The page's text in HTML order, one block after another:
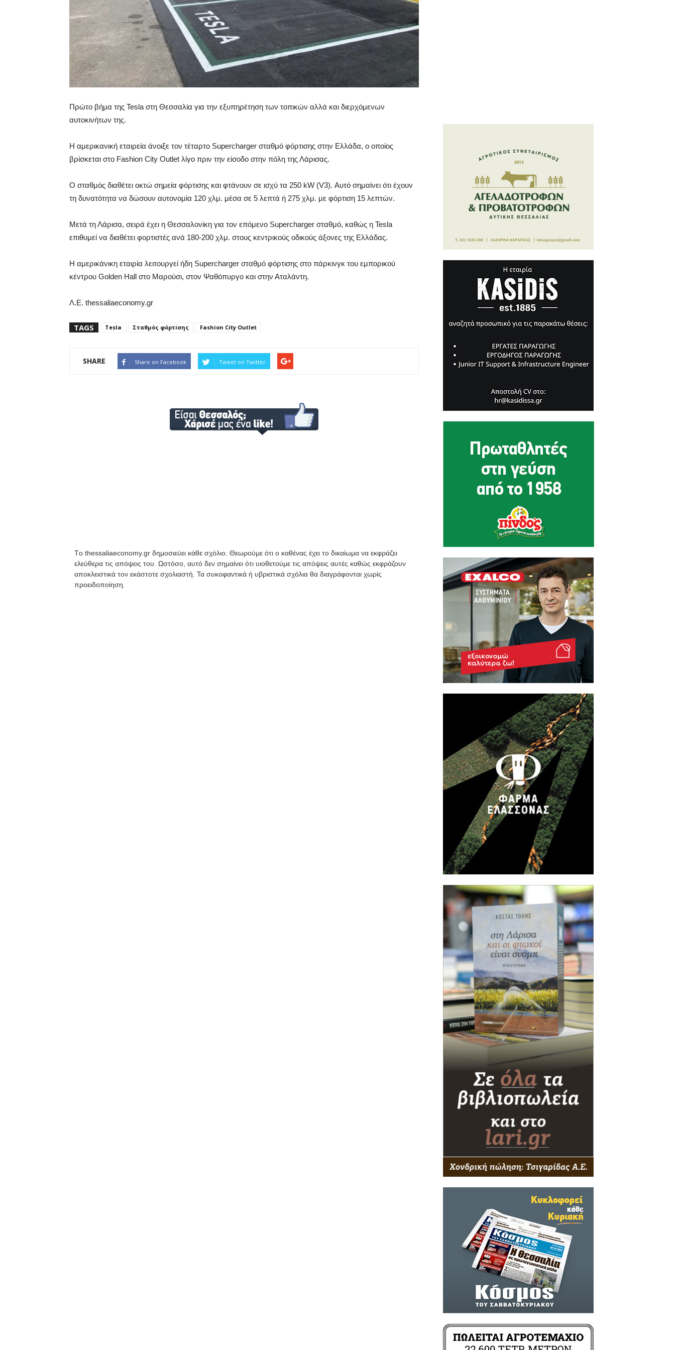
Πρώτο βήμα της Tesla στη Θεσσαλία για την εξυπηρέτηση των τοπικών αλλά και διερχόμενων
αυτοκινήτων της.
Η αμερικανική εταιρεία άνοιξε τον τέταρτο Supercharger σταθμό φόρτισης στην Ελλάδα, ο οποίος
βρίσκεται στο Fashion City Outlet λίγο πριν την είσοδο στην πόλη της Λάρισας.
Ο σταθμός διαθέτει οκτώ σημεία φόρτισης και φτάνουν σε ισχύ τα 250 kW (V3). Αυτό σημαίνει ότι έχουν
τη δυνατότητα να δώσουν αυτονομία 120 χλμ. μέσα σε 5 λεπτά ή 275 χλμ. με φόρτιση 15 λεπτών.
Μετά τη Λάρισα, σειρά έχει η Θεσσαλονίκη για τον επόμενο Supercharger σταθμό, καθώς η Tesla
επιθυμεί να διαθέτει φορτιστές ανά 180-200 χλμ. στους κεντρικούς οδικούς άξονες της Ελλάδας.
Η αμερικάνικη εταιρία λειτουργεί ήδη Supercharger σταθμό φόρτισης στο πάρκινγκ του εμπορικού
κέντρου Golden Hall στο Μαρούσι, στον Ψαθόπυργο και στην Αταλάντη.
Λ.Ε. thessaliaeconomy.gr
TAGS Tesla Σταθμός φόρτiσης Fashion City Outlet
SHARE Share on Facebook Tweet on Twitter
Tο thessaliaeconomy.gr δημοσιεύει κάθε σχόλιο. Θεωρούμε ότι ο καθένας έχει το δικαίωμα να εκφράζει
ελεύθερα τις απόψεις του. Ωστόσο, αυτό δεν σημαίνει ότι υιοθετούμε τις απόψεις αυτές καθώς εκφράζουν
αποκλειστικά τον εκάστοτε σχολιαστή. Τα συκοφαντικά ή υβριστικά σχόλια θα διαγράφονται χωρίς
προειδοποίηση.